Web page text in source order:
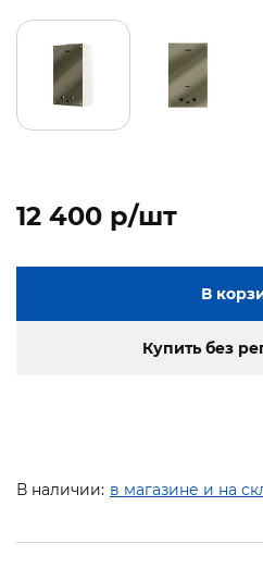
12 400 p/шт
В
Купить без
В наличии: в магазине и на